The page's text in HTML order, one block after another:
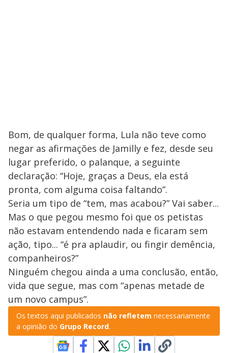
Bom, de qualquer forma, Lula não teve como
negar as afirmações de Jamilly e fez, desde seu
lugar preferido, o palanque, a seguinte
declaração: “Hoje, graças a Deus, ela está
pronta, com alguma coisa faltando”.
Seria um tipo de “tem, mas acabou?” Vai saber...
Mas o que pegou mesmo foi que os petistas
não estavam entendendo nada e ficaram sem
ação, tipo... “é pra aplaudir, ou fingir demência,
companheiros?”
Ninguém chegou ainda a uma conclusão, então,
vida que segue, mas com “apenas metade de
um novo campus”.
Os textos aqui publicados não refletem necessariamente
a opinião do Grupo Record.